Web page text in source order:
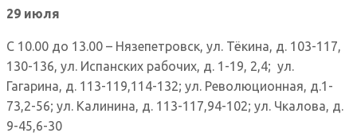
29 июля
С 10.00 до 13.00 – Нязепетровск, ул. Тёкина, д. 103-117,
130-136, ул. Испанских рабочих, д. 1-19, 2,4; ул.
Гагарина, д. 113-119,114-132; ул. Революционная, д.1-
73,2-56; ул. Калинина, д. 113-117,94-102; ул. Чкалова, д.
9-45,6-30